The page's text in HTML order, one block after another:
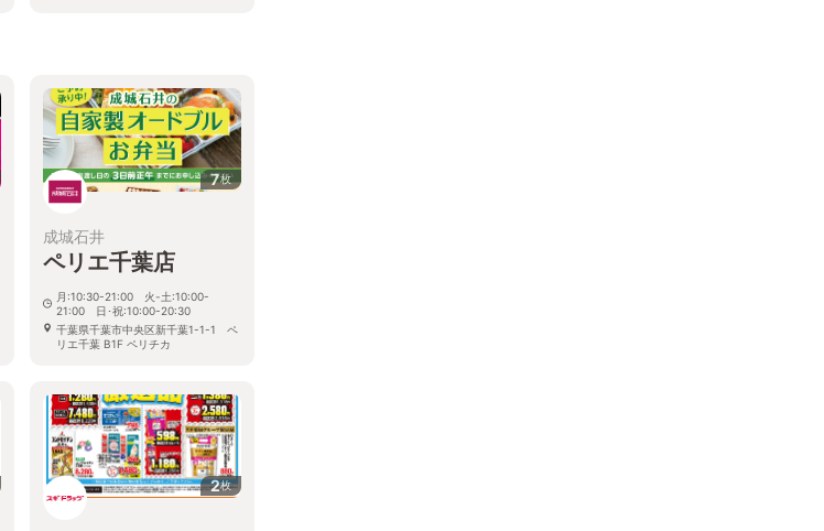
7枚
成城石井
ペリエ千葉店
月:10:30-21:00 火-土:10:00-
21:00 日･祝:10:00-20:30
千葉県千葉市中央区新千葉1-1-1 ペ
リエ千葉 B1F ペリチカ
2枚